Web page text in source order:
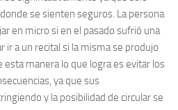
se sienten seguros. La persona
en micro si en el pasado sufrió una
ir a un recital si la misma se produjo
manera lo que logra es evitar los
ya que sus
y la posibilidad de circular se